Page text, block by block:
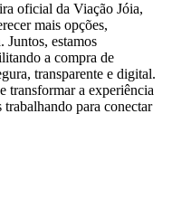
oficial da Viação Jóia,
mais opções,
Juntos, estamos
a compra de
transparente e digital.
transformar a experiência
para conectar